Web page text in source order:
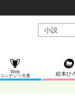
Web
コンテンツ大賞
絵本ひ